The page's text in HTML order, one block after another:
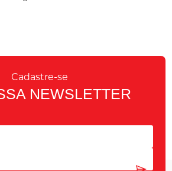
Cadastre-se
NEWSLETTER